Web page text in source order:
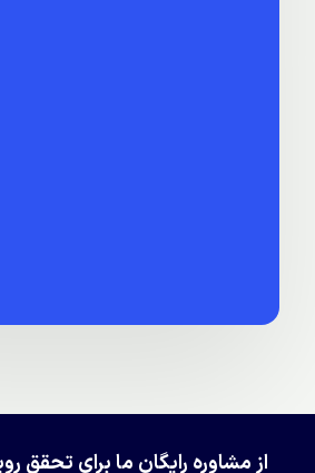
از مشاوره رایگان ما برای تحقق